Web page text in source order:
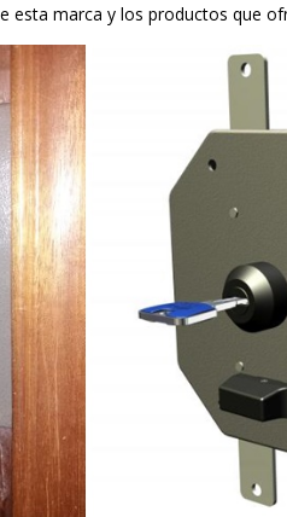
esta marca y los productos que